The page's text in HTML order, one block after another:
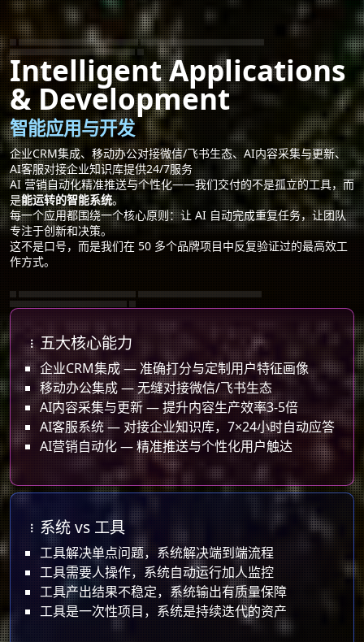
企业CRM AI集成方案｜飞书AI工作流对接 微信生态智能客服搭建｜AI知识库客服系统
24/7自动应答服务｜AI营销自动化精准推送
Intelligent Applications
& Development
智能应用与开发
企业CRM集成、移动办公对接微信/飞书生态、AI内容采集与更新、
AI客服对接企业知识库提供24/7服务
AI 营销自动化精准推送与个性化——我们交付的不是孤立的工具，而
是能运转的智能系统。
每一个应用都围绕一个核心原则：让 AI 自动完成重复任务，让团队
专注于创新和决策。
这不是口号，而是我们在 50 多个品牌项目中反复验证过的最高效工
作方式。
智能应用开发公司｜AI移动办公集成方案 品牌AI客服知识库搭建｜企业AI自动化平台
智能数据采集与更新｜AI个性化营销系统
五大核心能力
五大核心能力
企业CRM集成 — 准确打分与定制用户特征画像
移动办公集成 — 无缝对接微信/飞书生态
AI内容采集与更新 — 提升内容生产效率3-5倍
AI客服系统 — 对接企业知识库，7×24小时自动应答
AI营销自动化 — 精准推送与个性化用户触达
系统 vs 工具
工具解决单点问题，系统解决端到端流程
工具需要人操作，系统自动运行加人监控
工具产出结果不稳定，系统输出有质量保障
工具是一次性项目，系统是持续迭代的资产